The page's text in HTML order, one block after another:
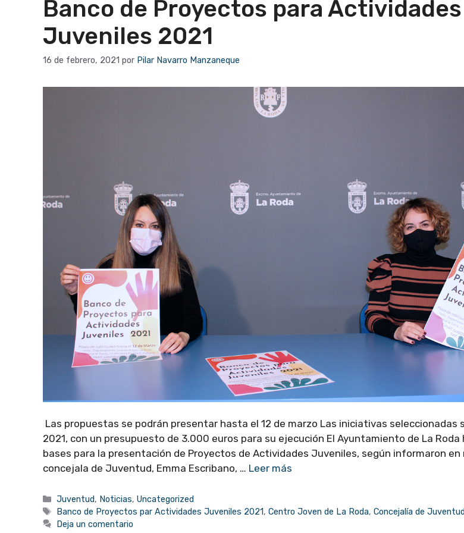
Banco de Proyectos para Actividades
Juveniles 2021
16 de febrero, 2021 por Pilar Navarro Manzaneque
Las propuestas se podrán presentar hasta el 12 de marzo Las iniciativas seleccionadas
2021, con un presupuesto de 3.000 euros para su ejecución El Ayuntamiento de La Roda
bases para la presentación de Proyectos de Actividades Juveniles, según informaron en
concejala de Juventud, Emma Escribano, … Leer más
Categorías
Juventud, Noticias,Uncategorized
Etiquetas
Banco de Proyectos par Actividades Juveniles 2021,Centro Joven de La Roda,Concejalía de Juventud
Deja un comentario